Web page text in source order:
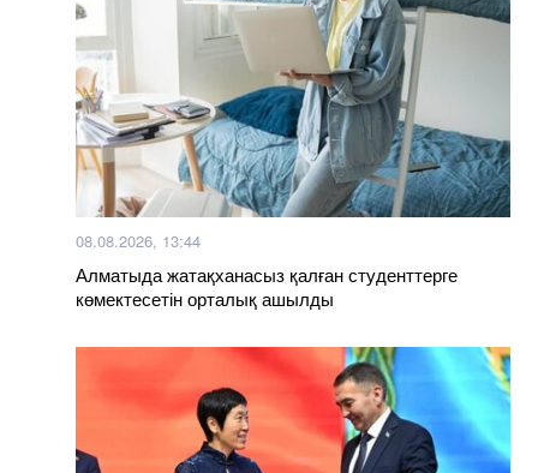
08.08.2026, 13:44
Алматыда жатақханасыз қалған студенттерге
көмектесетін орталық ашылды